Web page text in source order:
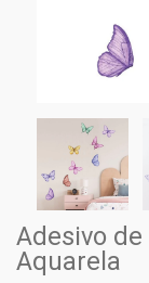
Adesivo
Aquarela